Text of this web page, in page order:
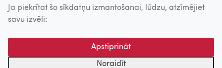
Uz augšu
© 2026 Nacionālais Kino centrs, Kultūras informācijas sistēmu
centrs. Sadarbības partneris: Latvijas Valsts
kinofotofonodokumentu arhīvs.
Ja piekrītat šo sīkdatņu izmantošanai, lūdzu, atzīmējiet
savu izvēli:
Apstiprināt
Noraidīt